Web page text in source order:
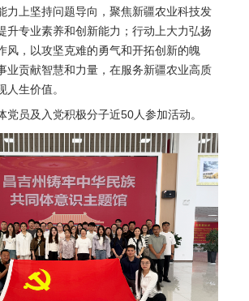
力上坚持问题导向，聚焦新疆农业科技发
升专业素养和创新能力；行动上大力弘扬
风，以攻坚克难的勇气和开拓创新的魄
业贡献智慧和力量，在服务新疆农业高质
人生价值。
党员及入党积极分子近50人参加活动。